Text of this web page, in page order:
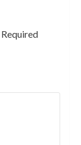
Required